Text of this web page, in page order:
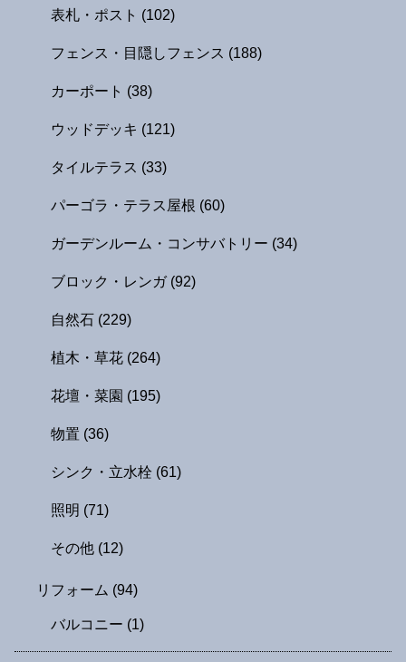
表札・ポスト (102)
フェンス・目隠しフェンス (188)
カーポート (38)
ウッドデッキ (121)
タイルテラス (33)
パーゴラ・テラス屋根 (60)
ガーデンルーム・コンサバトリー (34)
ブロック・レンガ (92)
自然石 (229)
植木・草花 (264)
花壇・菜園 (195)
物置 (36)
シンク・立水栓 (61)
照明 (71)
その他 (12)
リフォーム (94)
バルコニー (1)